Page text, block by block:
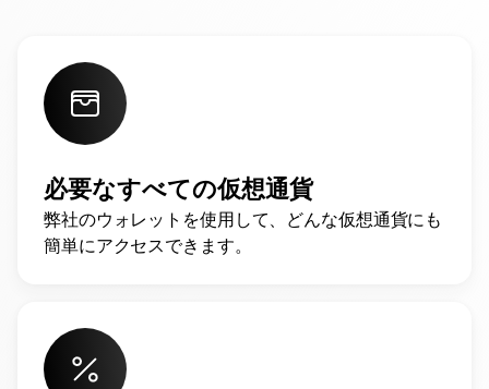
必要なすべての仮想通貨
弊社のウォレットを使用して、どんな仮想通貨にも
簡単にアクセスできます。